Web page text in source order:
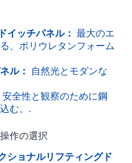
イッチパネル： 最大のエ
、ポリウレタンフォーム
ル：
自然光とモダンな
安全性と観察のために鋼
む。.
作の選択
ショナルリフティングド